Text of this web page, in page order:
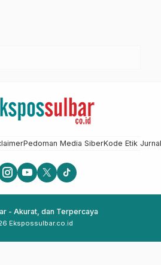
Pedoman Media SiberKode Etik
- Akurat, dan Terpercaya
Ekspossulbar.co.id